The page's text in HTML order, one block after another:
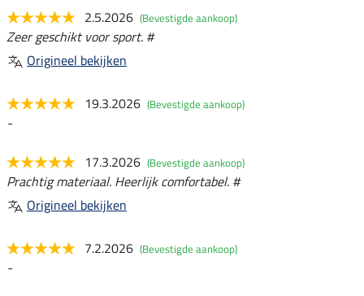
2.5.2026 (Bevestigde aankoop)
Zeer geschikt voor sport. #
Origineel bekijken
19.3.2026 (Bevestigde aankoop)
-
17.3.2026 (Bevestigde aankoop)
Prachtig materiaal. Heerlijk comfortabel. #
Origineel bekijken
7.2.2026 (Bevestigde aankoop)
-